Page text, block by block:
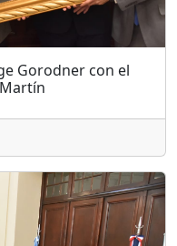
Gorodner con el